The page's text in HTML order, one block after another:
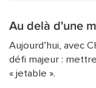
Au delà d'une
Aujourd’hui, avec
défi majeur :
« jetable ».